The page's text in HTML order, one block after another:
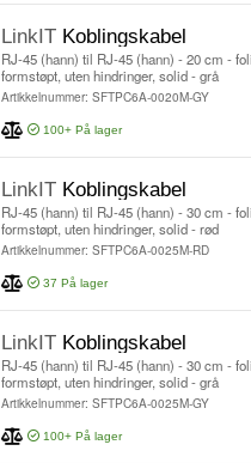
LinkIT Koblingskabel
RJ-45 (hann) til RJ-45 (hann) - 20 cm -
formstøpt, uten hindringer, solid - grå
Artikkelnummer: SFTPC6A-0020M-GY
100+ På lager
LinkIT Koblingskabel
RJ-45 (hann) til RJ-45 (hann) - 30 cm -
formstøpt, uten hindringer, solid - rød
Artikkelnummer: SFTPC6A-0025M-RD
37 På lager
LinkIT Koblingskabel
RJ-45 (hann) til RJ-45 (hann) - 30 cm -
formstøpt, uten hindringer, solid - grå
Artikkelnummer: SFTPC6A-0025M-GY
100+ På lager